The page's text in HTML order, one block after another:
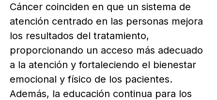
Cáncer coinciden en que un sistema de
atención centrado en las personas mejora
los resultados del tratamiento,
proporcionando un acceso más adecuado
a la atención y fortaleciendo el bienestar
emocional y físico de los pacientes.
Además, la educación continua para los